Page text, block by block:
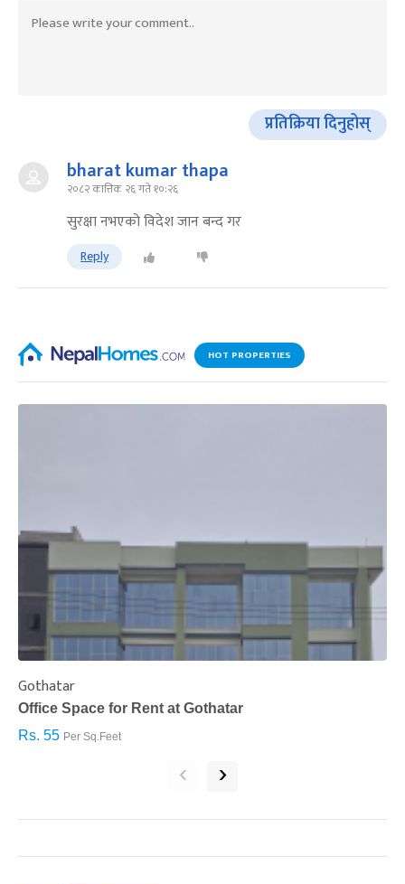
प्रतिक्रिया दिनुहोस्
bharat kumar thapa
२०८२ कात्तिक २६ गते १०:२६
सुरक्षा नभएको विदेश जान बन्द गर
Reply
HOT PROPERTIES
Gothatar
Office Space for Rent at Gothatar
Rs. 55 Per Sq.Feet
‹ ›